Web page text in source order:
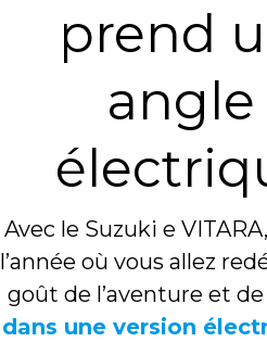
prend
angle
Avec le Suzuki e
l’année où vous allez
goût de l’aventure et
dans une version